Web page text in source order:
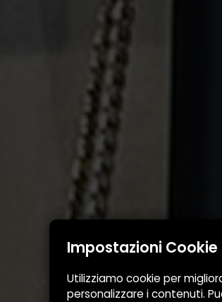
Impostazioni Cookie
Utilizziamo cookie per
personalizzare i contenuti.